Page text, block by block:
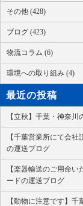
その他 (428)
ブログ (423)
物流コラム (6)
環境への取り組み (4)
最近の投稿
【立秋】千葉・神奈
【千葉営業所にて会
の運送ブログ
【楽器輸送のご用命
ードの運送ブログ
【動物に注意です】